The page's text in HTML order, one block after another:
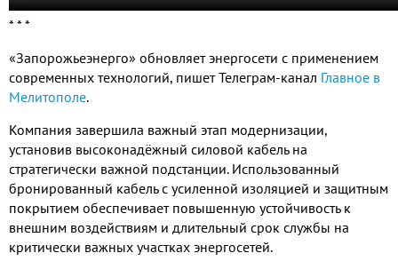
* * *
«Запорожьеэнерго» обновляет энергосети с применением
современных технологий, пишет Телеграм-канал Главное в
Мелитополе.
Компания завершила важный этап модернизации,
установив высоконадёжный силовой кабель на
стратегически важной подстанции. Использованный
бронированный кабель с усиленной изоляцией и защитным
покрытием обеспечивает повышенную устойчивость к
внешним воздействиям и длительный срок службы на
критически важных участках энергосетей.